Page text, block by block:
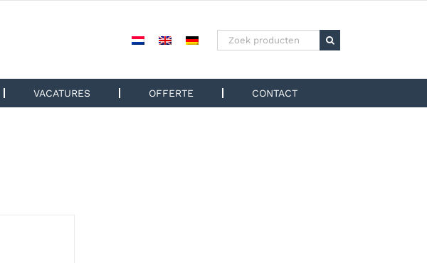
Zoeken
naar:
VACATURES OFFERTE CONTACT